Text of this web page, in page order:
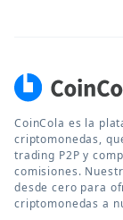
CoinCola es la
criptomonedas,
trading P2P y
comisiones.
desde cero para
criptomonedas a